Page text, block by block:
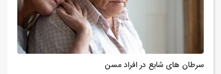
سرطان های شایع در افراد مسن